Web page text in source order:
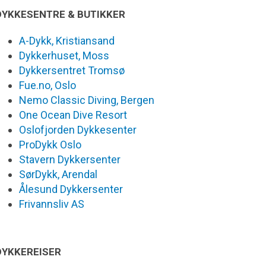
& BUTIKKER
A-Dykk, Kristiansand
Dykkerhuset, Moss
Dykkersentret Tromsø
Fue.no, Oslo
Nemo Classic Diving, Bergen
One Ocean Dive Resort
Oslofjorden Dykkesenter
ProDykk Oslo
Stavern Dykkersenter
SørDykk, Arendal
Ålesund Dykkersenter
Frivannsliv AS